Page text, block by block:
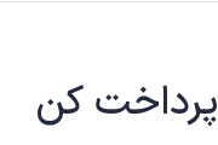
پرداخت کن